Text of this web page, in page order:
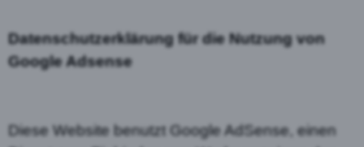
Datenschutzerklärung für die Nutzung von
Google Adsense
Diese Website benutzt Google AdSense, einen